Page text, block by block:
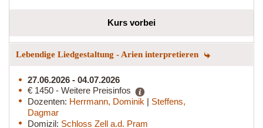
Kurs vorbei
Lebendige Liedgestaltung - Arien interpretieren
27.06.2026 - 04.07.2026
€ 1450 - Weitere Preisinfos
Dozenten: Herrmann, Dominik | Steffens,
Dagmar
Domizil: Schloss Zell a.d. Pram